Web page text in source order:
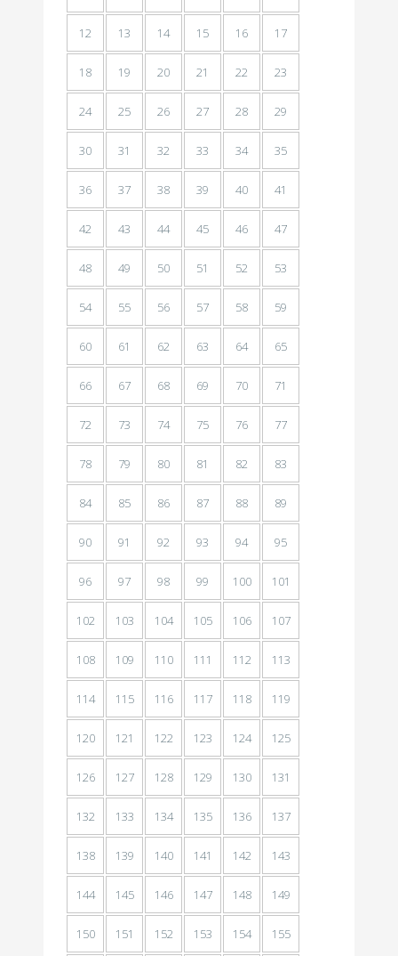
12 13 14 15 16 17
18 19 20 21 22 23
24 25 26 27 28 29
30 31 32 33 34 35
36 37 38 39 40 41
42 43 44 45 46 47
48 49 50 51 52 53
54 55 56 57 58 59
60 61 62 63 64 65
66 67 68 69 70 71
72 73 74 75 76 77
78 79 80 81 82 83
84 85 86 87 88 89
90 91 92 93 94 95
96 97 98 99 100 101
102 103 104 105 106 107
108 109 110 111 112 113
114 115 116 117 118 119
120 121 122 123 124 125
126 127 128 129 130 131
132 133 134 135 136 137
138 139 140 141 142 143
144 145 146 147 148 149
150 151 152 153 154 155